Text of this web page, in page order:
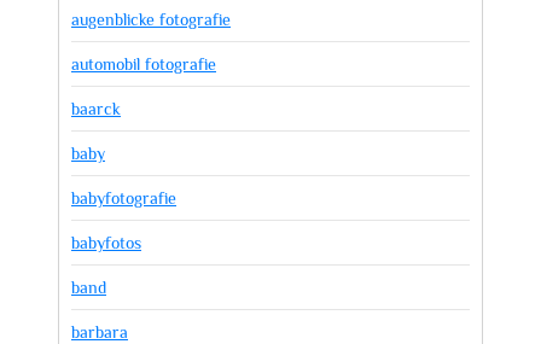
augenblicke fotografie
automobil fotografie
baarck
baby
babyfotografie
babyfotos
band
barbara